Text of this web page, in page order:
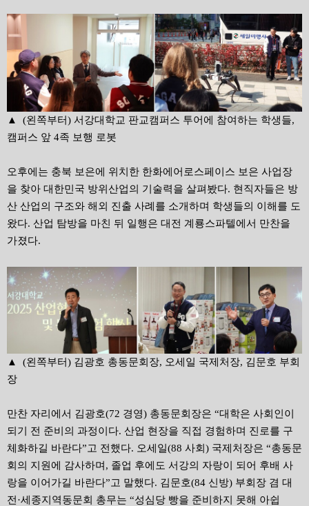
▲ (왼쪽부터) 서강대학교 판교캠퍼스 투어에 참여하는 학생들,
캠퍼스 앞 4족 보행 로봇
오후에는 충북 보은에 위치한 한화에어로스페이스 보은 사업장
을 찾아 대한민국 방위산업의 기술력을 살펴봤다. 현직자들은 방
산 산업의 구조와 해외 진출 사례를 소개하며 학생들의 이해를 도
왔다. 산업 탐방을 마친 뒤 일행은 대전 계룡스파텔에서 만찬을
가졌다.
▲ (왼쪽부터) 김광호 총동문회장, 오세일 국제처장, 김문호 부회
장
만찬 자리에서 김광호(72 경영) 총동문회장은 “대학은 사회인이
되기 전 준비의 과정이다. 산업 현장을 직접 경험하며 진로를 구
체화하길 바란다”고 전했다. 오세일(88 사회) 국제처장은 “총동문
회의 지원에 감사하며, 졸업 후에도 서강의 자랑이 되어 후배 사
랑을 이어가길 바란다”고 말했다. 김문호(84 신방) 부회장 겸 대
전·세종지역동문회 총무는 “성심당 빵을 준비하지 못해 아쉽